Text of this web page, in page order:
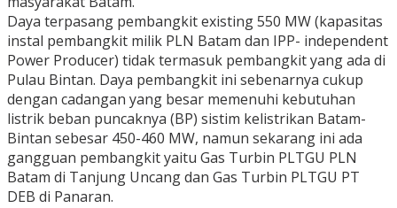
Daya terpasang pembangkit existing 550 MW (kapasitas
instal pembangkit milik PLN Batam dan IPP- independent
Power Producer) tidak termasuk pembangkit yang ada di
Pulau Bintan. Daya pembangkit ini sebenarnya cukup
dengan cadangan yang besar memenuhi kebutuhan
listrik beban puncaknya (BP) sistim kelistrikan Batam-
Bintan sebesar 450-460 MW, namun sekarang ini ada
gangguan pembangkit yaitu Gas Turbin PLTGU PLN
Batam di Tanjung Uncang dan Gas Turbin PLTGU PT
DEB di Panaran.